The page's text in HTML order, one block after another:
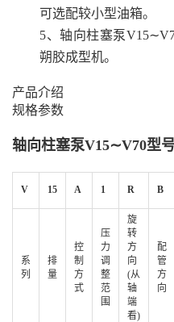
可选配较小型油箱。
5、轴向柱塞泵
朔胶成型机。
产品介绍
规格参数
轴向柱塞泵V15∼V70型
V 15 A 1 R B
系
列
排
量
控
制
方
式
压
力
调
整
范
围
旋
转
方
向
(从
轴
端
看)
配
管
方
向